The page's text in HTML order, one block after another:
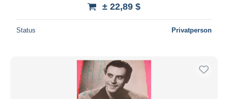
± 22,89 $
Status Privatperson